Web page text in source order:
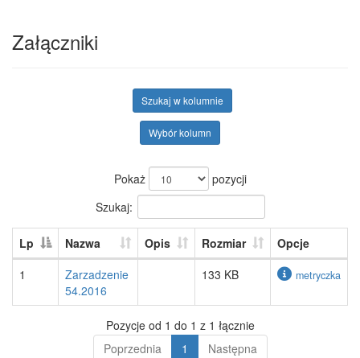
Załączniki
Szukaj w kolumnie
Wybór kolumn
Pokaż
pozycji
Szukaj:
Lp Nazwa Opis Rozmiar
Opcje
1
Zarzadzenie
54.2016
133 KB metryczka
Pozycje od 1 do 1 z 1 łącznie
Poprzednia
1 Następna